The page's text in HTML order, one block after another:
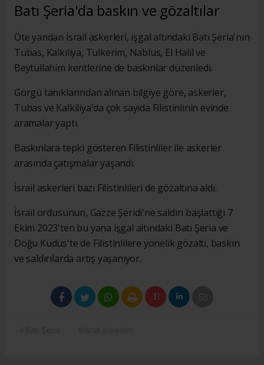
Batı Şeria'da baskın ve gözaltılar
Öte yandan İsrail askerleri, işgal altındaki Batı Şeria'nın
Tubas, Kalkiliya, Tulkerim, Nablus, El Halil ve
Beytüllahim kentlerine de baskınlar düzenledi.
Görgü tanıklarından alınan bilgiye göre, askerler,
Tubas ve Kalkiliya'da çok sayıda Filistinlinin evinde
aramalar yaptı.
Baskınlara tepki gösteren Filistinliler ile askerler
arasında çatışmalar yaşandı.
İsrail askerleri bazı Filistinlileri de gözaltına aldı.
İsrail ordusunun, Gazze Şeridi'ne saldırı başlattığı 7
Ekim 2023'ten bu yana işgal altındaki Batı Şeria ve
Doğu Kudüs'te de Filistinlilere yönelik gözaltı, baskın
ve saldırılarda artış yaşanıyor.